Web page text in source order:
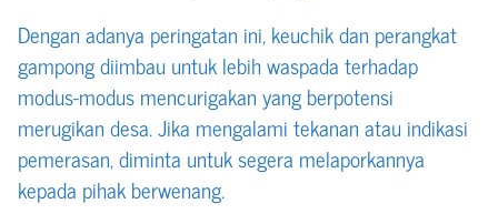
Dengan adanya peringatan ini, keuchik dan perangkat
gampong diimbau untuk lebih waspada terhadap
modus-modus mencurigakan yang berpotensi
merugikan desa. Jika mengalami tekanan atau indikasi
pemerasan, diminta untuk segera melaporkannya
kepada pihak berwenang.